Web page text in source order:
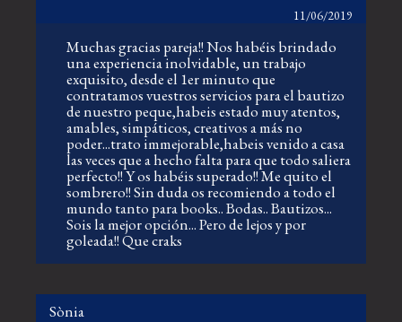
11/06/2019
Muchas gracias pareja!! Nos habéis brindado
una experiencia inolvidable, un trabajo
exquisito, desde el 1er minuto que
contratamos vuestros servicios para el bautizo
de nuestro peque,habeis estado muy atentos,
amables, simpáticos, creativos a más no
poder...trato immejorable,habeis venido a casa
las veces que a hecho falta para que todo saliera
perfecto!! Y os habéis superado!! Me quito el
sombrero!! Sin duda os recomiendo a todo el
mundo tanto para books.. Bodas.. Bautizos...
Sois la mejor opción... Pero de lejos y por
goleada!! Que craks
Sònia